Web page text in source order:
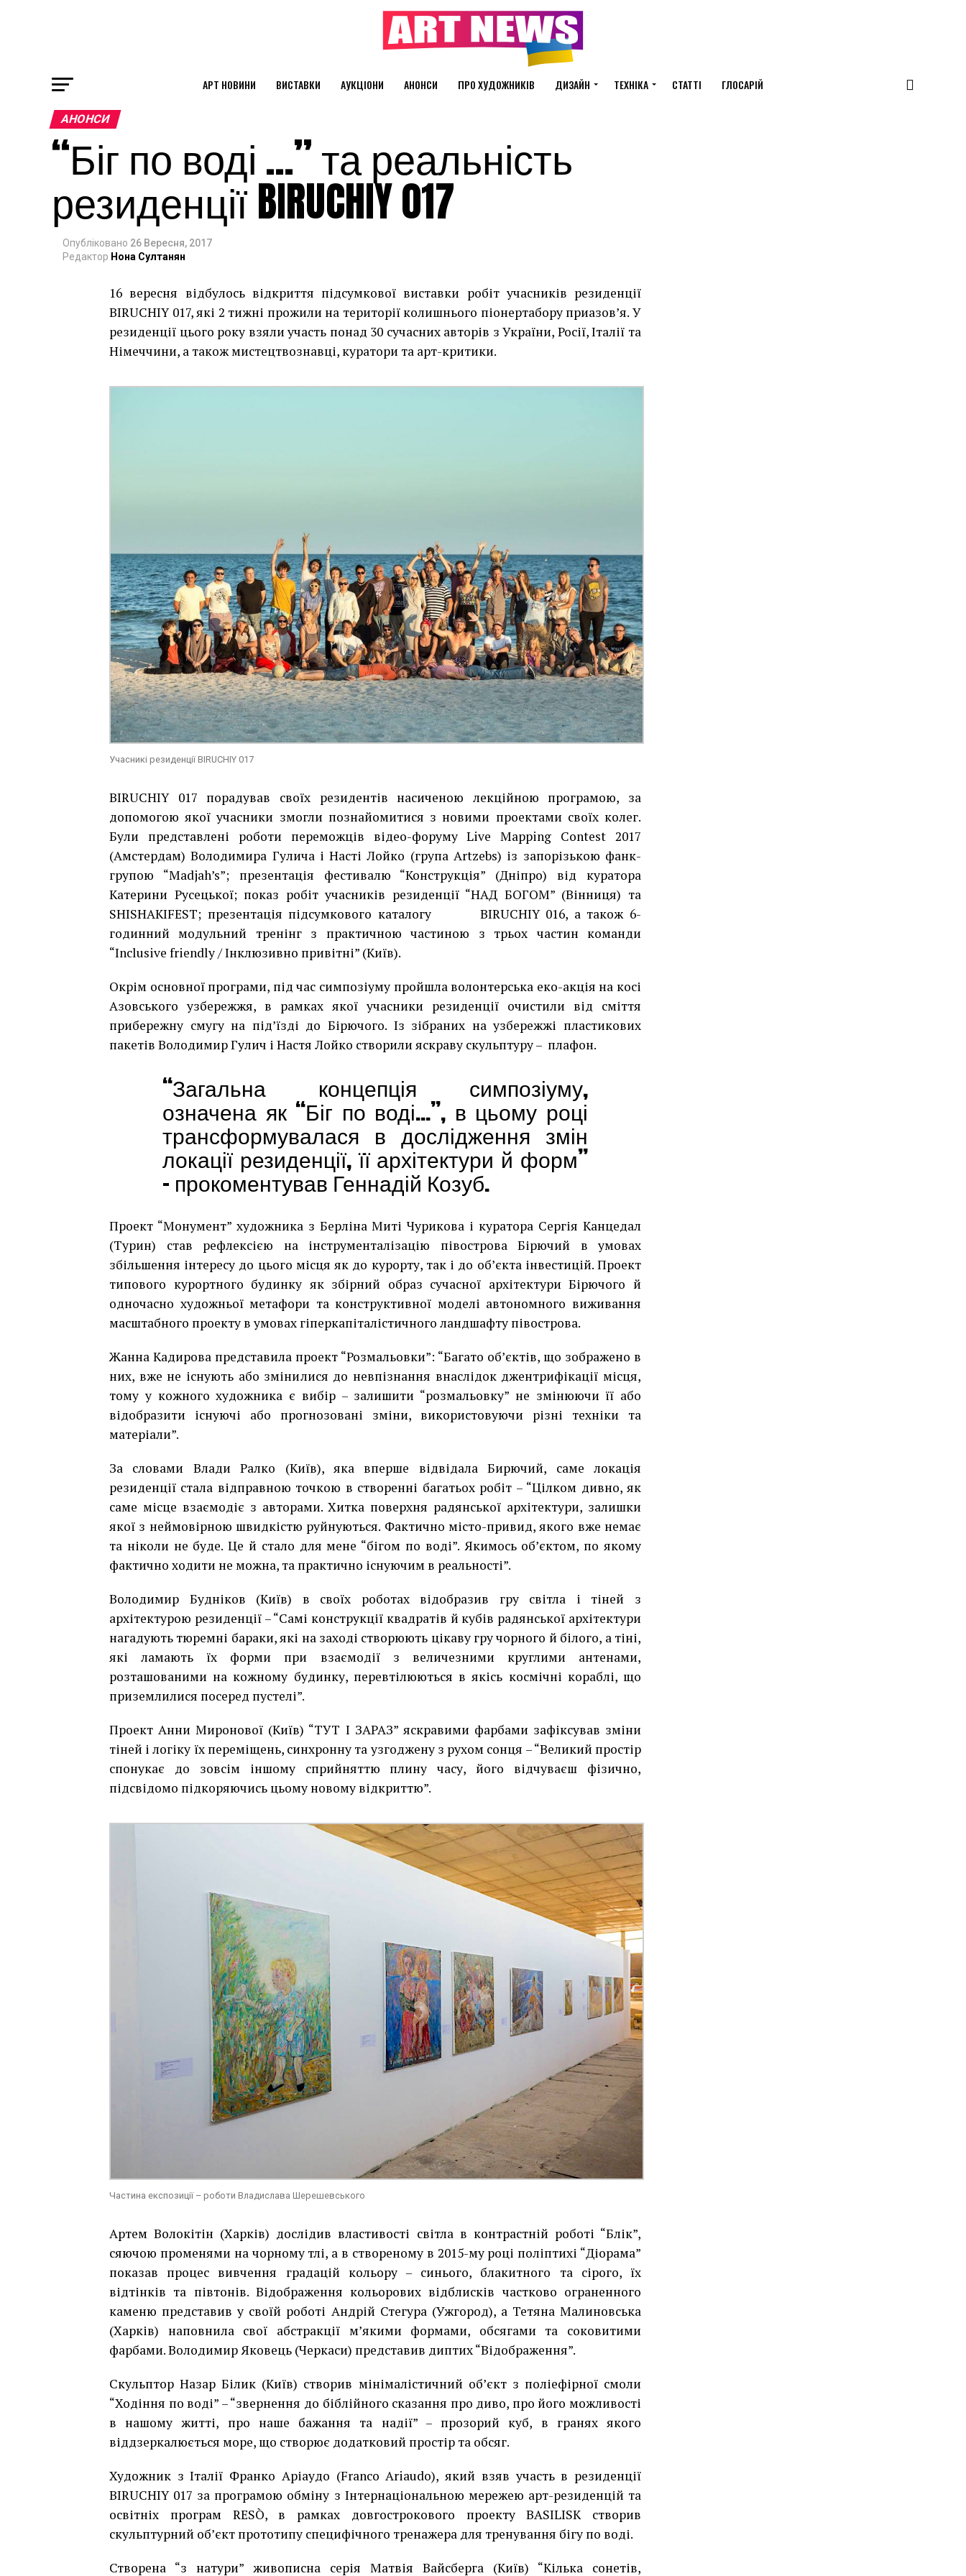
АРТ НОВИНИ ВИСТАВКИ АУКЦІОНИ АНОНСИ ПРО ХУДОЖНИКІВ ДИЗАЙН ТЕХНІКА СТАТТІ ГЛОСАРІЙ
АНОНСИ
“Біг по воді …” та реальність
резиденції BIRUCHIY 017
Опубліковано 26 Вересня, 2017
Редактор Нона Султанян
16 вересня відбулось відкриття підсумкової виставки робіт учасників резиденції
BIRUCHIY 017, які 2 тижні прожили на території колишнього піонертабору приазов’я. У
резиденції цього року взяли участь понад 30 сучасних авторів з України, Росії, Італії та
Німеччини, а також мистецтвознавці, куратори та арт-критики.
Учасникі резиденції BIRUCHIY 017
BIRUCHIY 017 порадував своїх резидентів насиченою лекційною програмою, за
допомогою якої учасники змогли познайомитися з новими проектами своїх колег.
Були представлені роботи переможців відео-форуму Live Mapping Contest 2017
(Амстердам) Володимира Гулича і Насті Лойко (група Artzebs) із запорізькою фанк-
групою “Madjah’s”; презентація фестивалю “Конструкція” (Дніпро) від куратора
Катерини Русецької; показ робіт учасників резиденції “НАД БОГОМ” (Вінниця) та
SHISHAKIFEST; презентація підсумкового каталогу BIRUCHIY 016, а також 6-
годинний модульний тренінг з практичною частиною з трьох частин команди
“Inclusive friendly / Інклюзивно привітні” (Київ).
Окрім основної програми, під час симпозіуму пройшла волонтерська еко-акція на косі
Азовського узбережжя, в рамках якої учасники резиденції очистили від сміття
прибережну смугу на під’їзді до Бірючого. Із зібраних на узбережжі пластикових
пакетів Володимир Гулич і Настя Лойко створили яскраву скульптуру – плафон.
“Загальна концепція симпозіуму,
означена як “Біг по воді…”, в цьому році
трансформувалася в дослідження змін
локації резиденції, її архітектури й форм”
– прокоментував Геннадій Козуб.
Проект “Монумент” художника з Берліна Миті Чурикова і куратора Сергія Канцедал
(Турин) став рефлексією на інструменталізацію півострова Бірючий в умовах
збільшення інтересу до цього місця як до курорту, так і до об’єкта інвестицій. Проект
типового курортного будинку як збірний образ сучасної архітектури Бірючого й
одночасно художньої метафори та конструктивної моделі автономного виживання
масштабного проекту в умовах гіперкапіталістичного ландшафту півострова.
Жанна Кадирова представила проект “Розмальовки”: “Багато об’єктів, що зображено в
них, вже не існують або змінилися до невпізнання внаслідок джентрифікації місця,
тому у кожного художника є вибір – залишити “розмальовку” не змінюючи її або
відобразити існуючі або прогнозовані зміни, використовуючи різні техніки та
матеріали”.
За словами Влади Ралко (Київ), яка вперше відвідала Бирючий, саме локація
резиденції стала відправною точкою в створенні багатьох робіт – “Цілком дивно, як
саме місце взаємодіє з авторами. Хитка поверхня радянської архітектури, залишки
якої з неймовірною швидкістю руйнуються. Фактично місто-привид, якого вже немає
та ніколи не буде. Це й стало для мене “бігом по воді”. Якимось об’єктом, по якому
фактично ходити не можна, та практично існуючим в реальності”.
Володимир Будніков (Київ) в своїх роботах відобразив гру світла і тіней з
архітектурою резиденції –“Самі конструкції квадратів й кубів радянської архітектури
нагадують тюремні бараки, які на заході створюють цікаву гру чорного й білого, а тіні,
які ламають їх форми при взаємодії з величезними круглими антенами,
розташованими на кожному будинку, перевтілюються в якісь космічні кораблі, що
приземлилися посеред пустелі”.
Проект Анни Миронової (Київ) “ТУТ І ЗАРАЗ” яскравими фарбами зафіксував зміни
тіней і логіку їх переміщень, синхронну та узгоджену з рухом сонця – “Великий простір
спонукає до зовсім іншому сприйняттю плину часу, його відчуваєш фізично,
підсвідомо підкоряючись цьому новому відкриттю”.
Частина експозиції – роботи Владислава Шерешевського
Артем Волокітін (Харків) дослідив властивості світла в контрастній роботі “Блік”,
сяючою променями на чорному тлі, а в створеному в 2015-му році поліптихі “Діорама”
показав процес вивчення градацій кольору – синього, блакитного та сірого, їх
відтінків та півтонів. Відображення кольорових відблисків частково ограненного
каменю представив у своїй роботі Андрій Стегура (Ужгород), а Тетяна Малиновська
(Харків) наповнила свої абстракції м’якими формами, обсягами та соковитими
фарбами. Володимир Яковець (Черкаси) представив диптих “Відображення”.
Скульптор Назар Білик (Київ) створив мінімалістичний об’єкт з поліефірної смоли
“Ходіння по воді” –“звернення до біблійного сказання про диво, про його можливості
в нашому житті, про наше бажання та надії” –прозорий куб, в гранях якого
віддзеркалюється море, що створює додатковий простір та обсяг.
Художник з Італії Франко Аріаудо (Franco Ariaudo), який взяв участь в резиденції
BIRUCHIY 017 за програмою обміну з Інтернаціональною мережею арт-резиденцій та
освітніх програм RESÒ, в рамках довгострокового проекту BASILISK створив
скульптурний об’єкт прототипу специфічного тренажера для тренування бігу по воді.
Створена “з натури” живописна серія Матвія Вайсберга (Київ) “Кілька сонетів,